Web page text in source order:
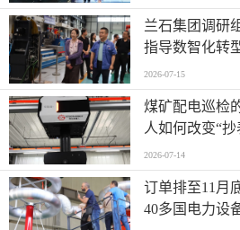
兰石集团调研
指导数智化转
2026-07-15
煤矿配电巡检
人如何改变“
2026-07-14
订单排至11月
40多国电力设